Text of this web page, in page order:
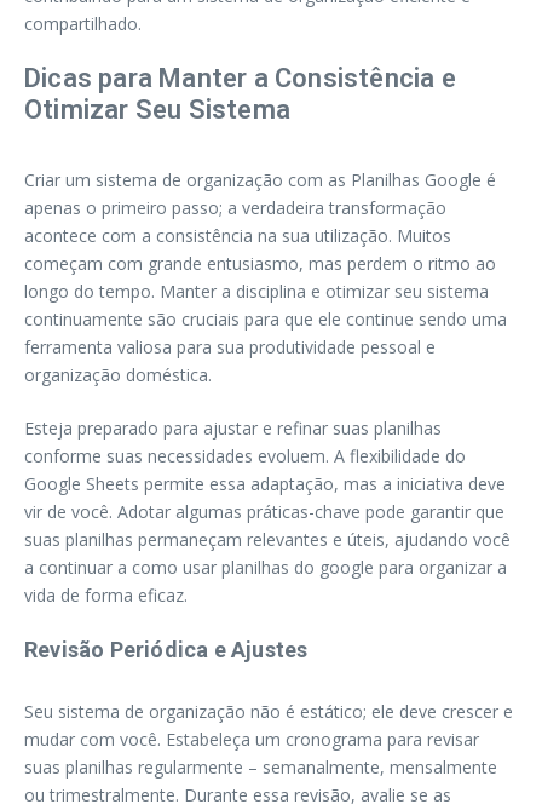
compartilhado.
Dicas para Manter a Consistência e
Otimizar Seu Sistema
Criar um sistema de organização com as Planilhas Google é
apenas o primeiro passo; a verdadeira transformação
acontece com a consistência na sua utilização. Muitos
começam com grande entusiasmo, mas perdem o ritmo ao
longo do tempo. Manter a disciplina e otimizar seu sistema
continuamente são cruciais para que ele continue sendo uma
ferramenta valiosa para sua produtividade pessoal e
organização doméstica.
Esteja preparado para ajustar e refinar suas planilhas
conforme suas necessidades evoluem. A flexibilidade do
Google Sheets permite essa adaptação, mas a iniciativa deve
vir de você. Adotar algumas práticas-chave pode garantir que
suas planilhas permaneçam relevantes e úteis, ajudando você
a continuar a como usar planilhas do google para organizar a
vida de forma eficaz.
Revisão Periódica e Ajustes
Seu sistema de organização não é estático; ele deve crescer e
mudar com você. Estabeleça um cronograma para revisar
suas planilhas regularmente – semanalmente, mensalmente
ou trimestralmente. Durante essa revisão, avalie se as